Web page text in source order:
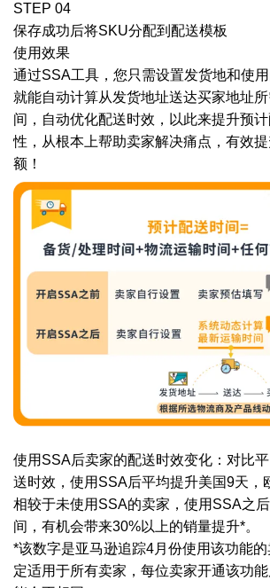
STEP 04
保存成功后将SKU分配到配送模板
使用效果
通过SSA⼯具，您只需设置发货地和使
就能⾃动计算从发货地址送达买家地址
间，自动优化配送时效，以此来提升预
性，从根本上帮助卖家解决痛点，有效
额！
使用SSA后卖家的配送时效变化：对比
送时效，使用SSA后平均提升美国9天，
相较于未使用SSA的卖家，使用SSA之
间，有机会带来30%以上的销量提升*。
*该数字是亚马逊追踪4月份使用该功能
定适用于所有卖家，每位卖家开通该功